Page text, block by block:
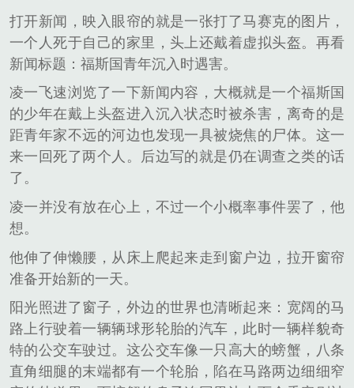
打开新闻，映入眼帘的就是一张打了马赛克的图片，
一个人死于自己的家里，头上还戴着虚拟头盔。再看
新闻标题：福斯国青年沉入时遇害。
凌一飞速浏览了一下新闻内容，大概就是一个福斯国
的少年在戴上头盔进入沉入状态时被杀害，离奇的是
距青年家不远的河边也发现一具被烧焦的尸体。这一
来一回死了两个人。后边写的就是仍在调查之类的话
了。
凌一并没有放在心上，不过一个小概率事件罢了，他
想。
他伸了伸懒腰，从床上爬起来走到窗户边，拉开窗帘
准备开始新的一天。
阳光照进了窗子，外边的世界也清晰起来：宽阔的马
路上行驶着一辆辆球形轮胎的汽车，此时一辆样貌奇
特的公交车驶过。这公交车像一只高大的螃蟹，八条
直角细腿的末端都有一个轮胎，陷在马路两边细细窄